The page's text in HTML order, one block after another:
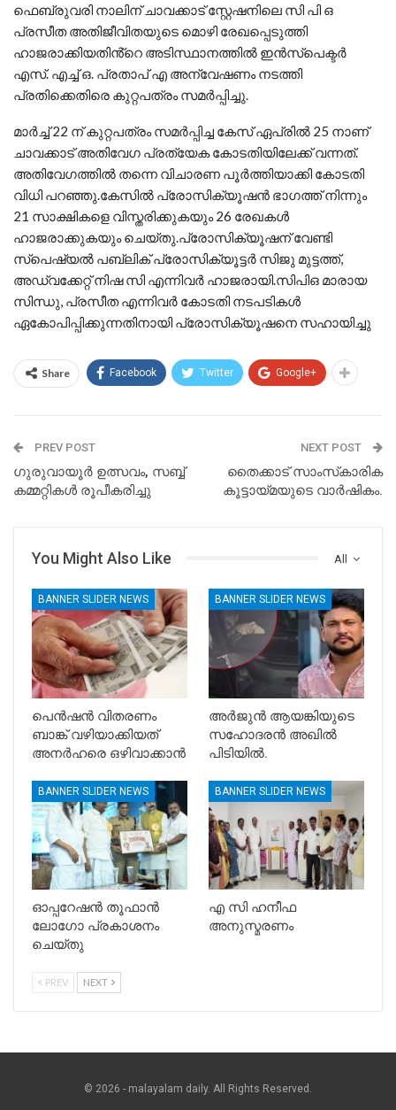
ഫെബ്രുവരി നാലിന് ചാവക്കാട് സ്റ്റേഷനിലെ സി പി ഒ
പ്രസീത അതിജീവിതയുടെ മൊഴി രേഖപ്പെടുത്തി
ഹാജരാക്കിയതിൻ്റെ അടിസ്ഥാനത്തിൽ ഇൻസ്പെക്ടർ
എസ്. എച്ച് ഒ. പ്രതാപ് എ അന്വേഷണം നടത്തി
പ്രതിക്കെതിരെ കുറ്റപത്രം സമർപ്പിച്ചു.
മാർച്ച് 22 ന് കുറ്റപത്രം സമർപ്പിച്ച കേസ് ഏപ്രിൽ 25 നാണ്
ചാവക്കാട് അതിവേഗ പ്രത്യേക കോടതിയിലേക്ക് വന്നത്.
അതിവേഗത്തിൽ തന്നെ വിചാരണ പൂർത്തിയാക്കി കോടതി
വിധി പറഞ്ഞു.കേസിൽ പ്രോസിക്യൂഷൻ ഭാഗത്ത് നിന്നും
21 സാക്ഷികളെ വിസ്തരിക്കുകയും 26 രേഖകൾ
ഹാജരാക്കുകയും ചെയ്തു.പ്രോസിക്യൂഷന് വേണ്ടി
സ്പെഷ്യൽ പബ്ലിക് പ്രോസിക്യൂട്ടർ സിജു മുട്ടത്ത്,
അഡ്വക്കേറ്റ് നിഷ സി എന്നിവർ ഹാജരായി.സിപിഒ മാരായ
സിന്ധു, പ്രസീത എന്നിവർ കോടതി നടപടികൾ
ഏകോപിപ്പിക്കുന്നതിനായി പ്രോസിക്യൂഷനെ സഹായിച്ചു
Share Facebook Twitter Google+
PREV POST
ഗുരുവായൂർ ഉത്സവം, സബ്ബ്
കമ്മറ്റികൾ രൂപീകരിച്ചു
NEXT POST
തൈക്കാട് സാംസ്‌കാരിക
കൂട്ടായ്മയുടെ വാർഷികം.
All
You Might Also Like
BANNER SLIDER NEWS
പെൻഷൻ വിതരണം
ബാങ്ക് വഴിയാക്കിയത്
അനർഹരെ ഒഴിവാക്കാൻ
BANNER SLIDER NEWS
അർജുൻ ആയങ്കിയുടെ
സഹോദരൻ അഖിൽ
പിടിയിൽ.
BANNER SLIDER NEWS
ഓപ്പറേഷൻ തൂഫാൻ
ലോഗോ പ്രകാശനം
ചെയ്തു
BANNER SLIDER NEWS
എ സി ഹനീഫ
അനുസ്മരണം
PREV NEXT
© 2026 - malayalam daily. All Rights Reserved.